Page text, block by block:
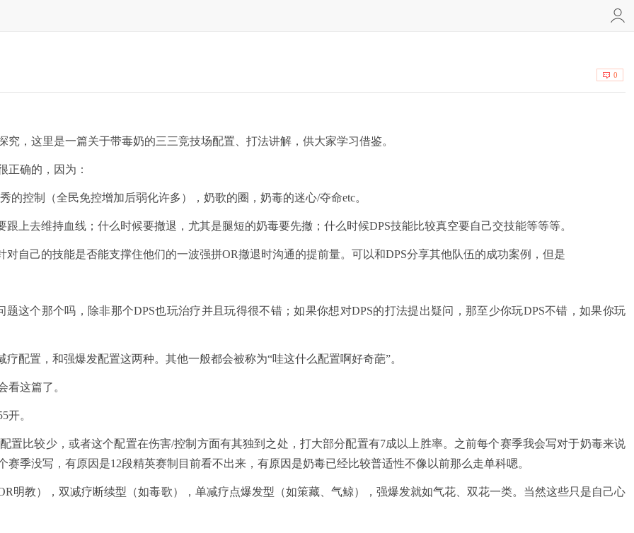
0
这里是一篇关于带毒奶的三三竞技场配置、打法讲解，供大家学习借鉴。
正确的，因为：
制（全民免控增加后弱化许多），奶歌的圈，奶毒的迷心/夺命etc。
去维持血线；什么时候要撤退，尤其是腿短的奶毒要先撤；什么时候DPS技能比较真空要自己交技能等等等。
己的技能是否能支撑住他们的一波强拼OR撤退时沟通的提前量。可以和DPS分享其他队伍的成功案例，但是
个那个吗，除非那个DPS也玩治疗并且玩得很不错；如果你想对DPS的打法提出疑问，那至少你玩DPS不错，如果你玩
疗配置，和强爆发配置这两种。其他一般都会被称为“哇这什么配置啊好奇葩”。
这篇了。
。
较少，或者这个配置在伤害/控制方面有其独到之处，打大部分配置有7成以上胜率。之前每个赛季我会写对于奶毒来说
季没写，有原因是12段精英赛制目前看不出来，有原因是奶毒已经比较普适性不像以前那么走单科嗯。
教），双减疗断续型（如毒歌），单减疗点爆发型（如策藏、气鲸），强爆发就如气花、双花一类。当然这些只是自己心